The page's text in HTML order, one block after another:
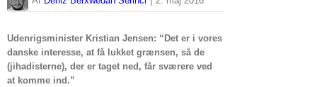
Udenrigsminister Kristian Jensen: “Det er i vores
danske interesse, at få lukket grænsen, så de
(jihadisterne), der er taget ned, får sværere ved
at komme ind.”